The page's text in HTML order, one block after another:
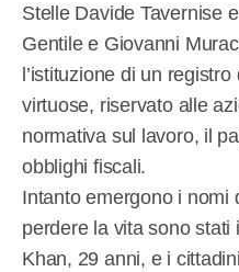
Stelle Davide Tavernise
Gentile e Giovanni
l’istituzione di un
virtuose, riservato alle
normativa sul lavoro, il
obblighi fiscali.
Intanto emergono i nomi
perdere la vita sono stati
Khan, 29 anni, e i